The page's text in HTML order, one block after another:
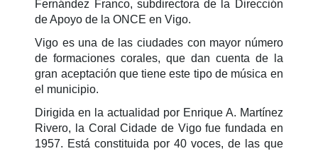
Fernández Franco, subdirectora de la Dirección
de Apoyo de la ONCE en Vigo.
Vigo es una de las ciudades con mayor número
de formaciones corales, que dan cuenta de la
gran aceptación que tiene este tipo de música en
el municipio.
Dirigida en la actualidad por Enrique A. Martínez
Rivero, la Coral Cidade de Vigo fue fundada en
1957. Está constituida por 40 voces, de las que